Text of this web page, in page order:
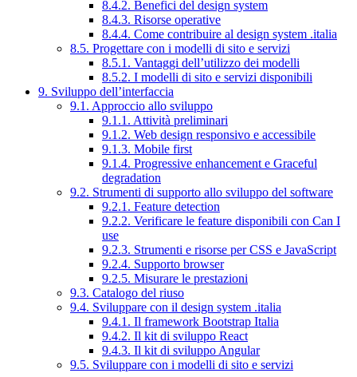
8.4.2. Benefici del design system
8.4.3. Risorse operative
8.4.4. Come contribuire al design system .italia
8.5. Progettare con i modelli di sito e servizi
8.5.1. Vantaggi dell’utilizzo dei modelli
8.5.2. I modelli di sito e servizi disponibili
9. Sviluppo dell’interfaccia
9.1. Approccio allo sviluppo
9.1.1. Attività preliminari
9.1.2. Web design responsivo e accessibile
9.1.3. Mobile first
9.1.4. Progressive enhancement e Graceful
degradation
9.2. Strumenti di supporto allo sviluppo del software
9.2.1. Feature detection
9.2.2. Verificare le feature disponibili con Can I
use
9.2.3. Strumenti e risorse per CSS e JavaScript
9.2.4. Supporto browser
9.2.5. Misurare le prestazioni
9.3. Catalogo del riuso
9.4. Sviluppare con il design system .italia
9.4.1. Il framework Bootstrap Italia
9.4.2. Il kit di sviluppo React
9.4.3. Il kit di sviluppo Angular
9.5. Sviluppare con i modelli di sito e servizi